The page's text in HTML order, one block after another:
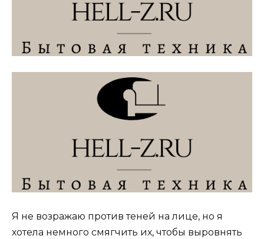
Я не возражаю против теней на лице, но я
хотела немного смягчить их, чтобы выровнять